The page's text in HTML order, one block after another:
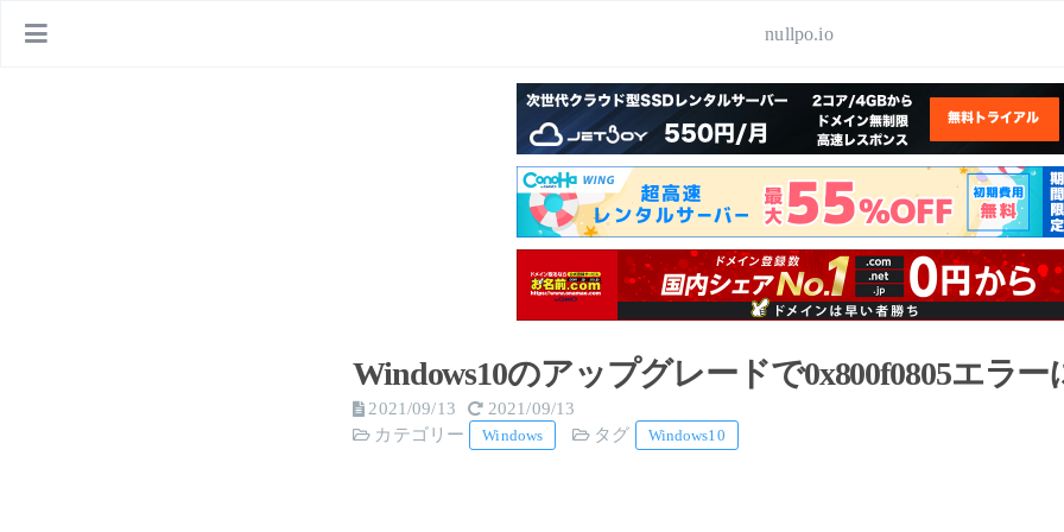
nullpo.io
Windows10のアップグレードで0x800f0805エラー
2021/09/13
2021/09/13
カテゴリー
Windows タグ Windows10